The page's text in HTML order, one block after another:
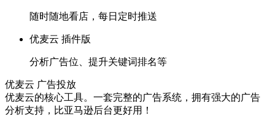
随时随地看店，每日定时推送
优麦云 插件版
分析广告位、提升关键词排名等
优麦云 广告投放
优麦云的核心工具。一套完整的广告系统，拥有强大的广告
分析支持，比亚马逊后台更好用！